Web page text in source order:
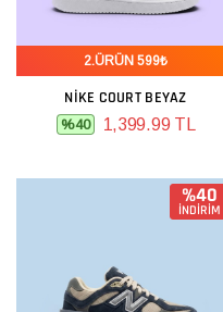
2.ÜRÜN 599₺
NIKE COURT BEYAZ
%40 1,399.99 TL
%40
İNDİRİM